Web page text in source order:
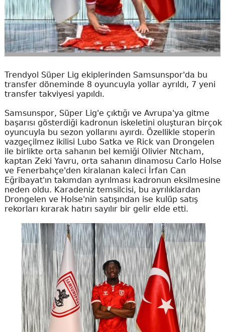
Trendyol Süper Lig ekiplerinden Samsunspor'da bu
transfer döneminde 8 oyuncuyla yollar ayrıldı, 7 yeni
transfer takviyesi yapıldı.
Samsunspor, Süper Lig'e çıktığı ve Avrupa'ya gitme
başarısı gösterdiği kadronun iskeletini oluşturan birçok
oyuncuyla bu sezon yollarını ayırdı. Özellikle stoperin
vazgeçilmez ikilisi Lubo Satka ve Rick van Drongelen
ile birlikte orta sahanın bel kemiği Olivier Ntcham,
kaptan Zeki Yavru, orta sahanın dinamosu Carlo Holse
ve Fenerbahçe'den kiralanan kaleci İrfan Can
Eğribayat'ın takımdan ayrılması kadronun eksilmesine
neden oldu. Karadeniz temsilcisi, bu ayrılıklardan
Drongelen ve Holse'nin satışından ise kulüp satış
rekorları kırarak hatırı sayılır bir gelir elde etti.